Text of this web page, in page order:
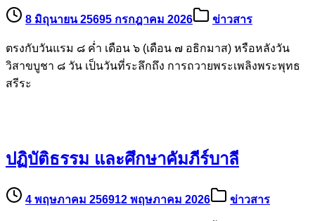
8 มิถุนายน 25695 กรกฎาคม 2026 ข่าวสาร
ตรงกับวันแรม ๘ ค่ำ เดือน ๖ (เดือน ๗ อธิกมาส) หรือหลังวัน
วิสาขบูชา ๘ วัน เป็นวันที่ระลึกถึง การถวายพระเพลิงพระพุทธ
สรีระ
ปฏิบัติธรรม และศึกษาคัมภีร์บาลี
4 พฤษภาคม 256912 พฤษภาคม 2026 ข่าวสาร